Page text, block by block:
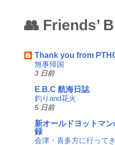
👥 Friends’
Thank you from
無事帰国
3 日前
E.B.C 航海日誌
釣りand花火
5 日前
新オールドヨットマ
録
会津・喜多方に行って